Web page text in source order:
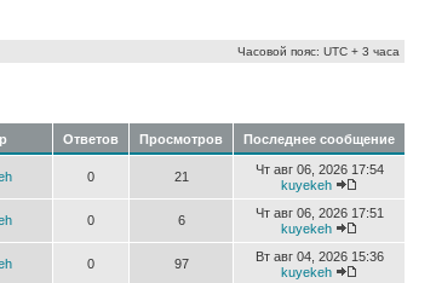
Часовой пояс: UTC + 3 часа
Ответов Просмотров Последнее сообщение
0 21
Чт авг 06, 2026 17:54
kuyekeh
0 6
Чт авг 06, 2026 17:51
kuyekeh
0 97
Вт авг 04, 2026 15:36
kuyekeh